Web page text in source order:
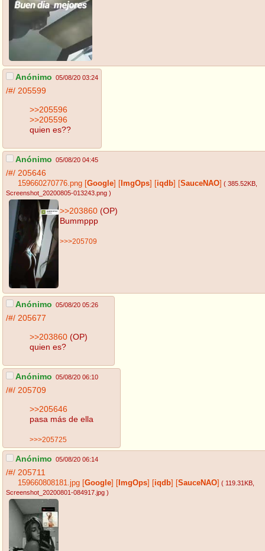
Anónimo 05/08/20 03:24
/#/ 205599
>>205596
>>205596
quien es??
Anónimo 05/08/20 04:45
/#/ 205646
159660270776.png [Google] [ ImgOps] [iqdb] [SauceNAO] ( 385.52KB
Screenshot_20200805-013243.png )
>>203860 (OP)
Bummppp
>>>205709
Anónimo 05/08/20 05:26
/#/ 205677
>>203860 (OP)
quien es?
Anónimo 05/08/20 06:10
/#/ 205709
>>205646
pasa más de ella
>>>205725
Anónimo 05/08/20 06:14
/#/ 205711
159660808181.jpg [Google] [ ImgOps] [iqdb] [SauceNAO] ( 119.31KB
Screenshot_20200801-084917.jpg )